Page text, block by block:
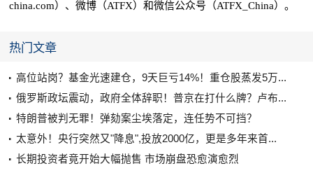
china.com）、微博（ATFX）和微信公众号（ATFX_China）。
热门文章
高位站岗？基金光速建仓，9天巨亏14%！重仓股蒸发5万...
俄罗斯政坛震动，政府全体辞职！普京在打什么牌？卢布...
特朗普被判无罪！弹劾案尘埃落定，连任势不可挡？
太意外！央行突然又"降息",投放2000亿，更是多年来首...
长期投资者竟开始大幅抛售 市场崩盘恐愈演愈烈